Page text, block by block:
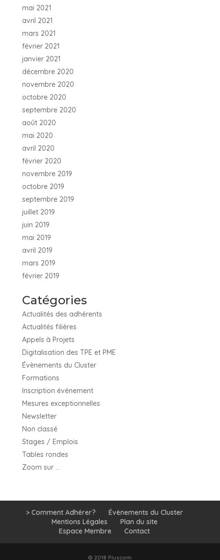
mai 2021
avril 2021
mars 2021
février 2021
janvier 2021
décembre 2020
novembre 2020
octobre 2020
septembre 2020
août 2020
mai 2020
avril 2020
février 2020
novembre 2019
octobre 2019
septembre 2019
juillet 2019
juin 2019
mai 2019
avril 2019
mars 2019
février 2019
Catégories
Actualités des adhérents
Actualités filières
Appels à Projets
Digitalisation des TPE et PME
Évènements du Cluster
Formations
Inscription événement
Mesures exceptionnelles
Newsletter
Non classé
Stages / Emplois
Tables rondes
Zoom sur …
> Comment Adhérer?
Évènements du Cluster
Mentions Légales
Plan du site
Espace Membre
Contact
© 2018 Pluscom